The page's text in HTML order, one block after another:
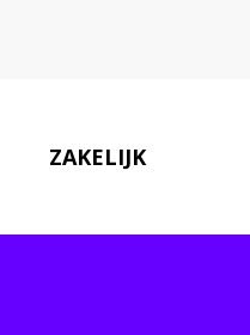
ZAKELIJK